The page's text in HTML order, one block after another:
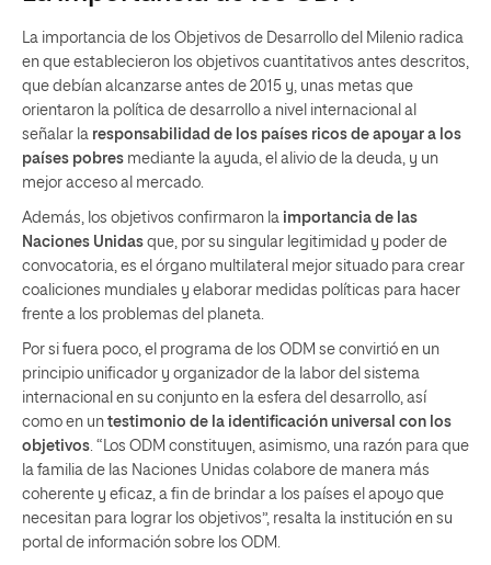
La importancia de los Objetivos de Desarrollo del Milenio radica
en que establecieron los objetivos cuantitativos antes descritos,
que debían alcanzarse antes de 2015 y, unas metas que
orientaron la política de desarrollo a nivel internacional al
señalar la responsabilidad de los países ricos de apoyar a los
países pobres mediante la ayuda, el alivio de la deuda, y un
mejor acceso al mercado.
Además, los objetivos confirmaron la importancia de las
Naciones Unidas que, por su singular legitimidad y poder de
convocatoria, es el órgano multilateral mejor situado para crear
coaliciones mundiales y elaborar medidas políticas para hacer
frente a los problemas del planeta.
Por si fuera poco, el programa de los ODM se convirtió en un
principio unificador y organizador de la labor del sistema
internacional en su conjunto en la esfera del desarrollo, así
como en un testimonio de la identificación universal con los
objetivos. “Los ODM constituyen, asimismo, una razón para que
la familia de las Naciones Unidas colabore de manera más
coherente y eficaz, a fin de brindar a los países el apoyo que
necesitan para lograr los objetivos”, resalta la institución en su
portal de información sobre los ODM.